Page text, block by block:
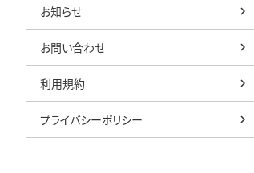
お知らせ
お問い合わせ
利用規約
プライバシーポリシー